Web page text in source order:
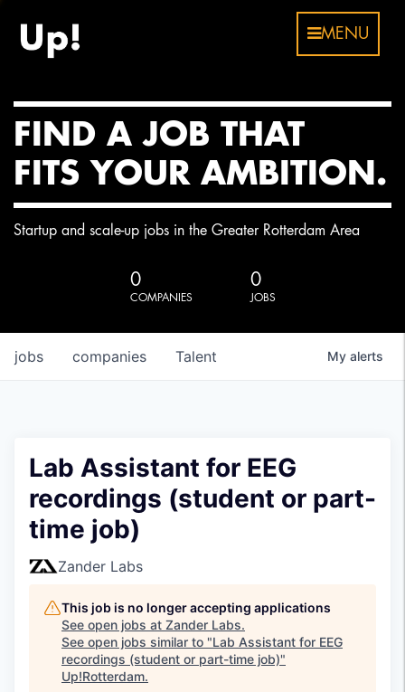
MENU
FIND A JOB THAT
FITS YOUR AMBITION.
Startup and scale-up jobs in the Greater Rotterdam Area
0
COMPANIES
0
JOBS
jobs companies Talent My alerts
Lab Assistant for EEG
recordings (student or part-
time job)
Zander Labs
This job is no longer accepting applications
See open jobs at Zander Labs.
See open jobs similar to "Lab Assistant for EEG
recordings (student or part-time job)"
Up!Rotterdam.